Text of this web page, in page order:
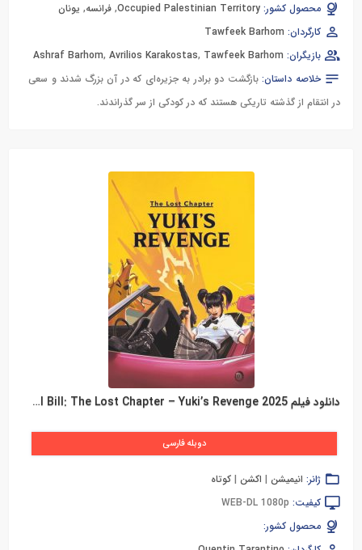
محصول کشور: Occupied Palestinian Territory
, فرانسه, یونان
کارگردان: Tawfeek Barhom
بازیگران:
Ashraf Barhom, Avrilios Karakostas, Tawfeek Barhom
خلاصه داستان:بازگشت دو برادر به جزیره‌ای که در آن بزرگ شدند و سعی
در انتقام از گذشته تاریکی هستند که در کودکی از سر گذراندند.
دانلود فیلم Kill Bill: The Lost Chapter – Yuki’s Revenge 2025
دوبله فارسی
ژانر: انیمیشن | اکشن | کوتاه
کیفیت: WEB-DL 1080p
محصول کشور: